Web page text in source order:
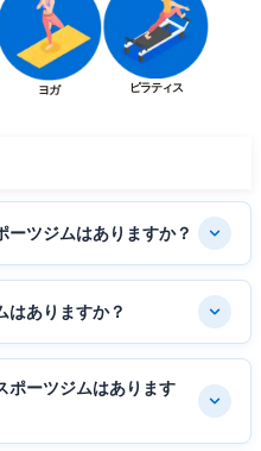
ヨガ ピラティス
ーツジムはありますか？
はありますか？
ポーツジムはあります